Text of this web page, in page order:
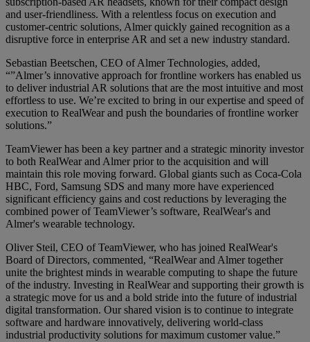
and user-friendliness. With a relentless focus on execution and
customer-centric solutions, Almer quickly gained recognition as a
disruptive force in enterprise AR and set a new industry standard.
Sebastian Beetschen, CEO of Almer Technologies, added,
“”Almer’s innovative approach for frontline workers has enabled us
to deliver industrial AR solutions that are the most intuitive and most
effortless to use. We’re excited to bring in our expertise and speed of
execution to RealWear and push the boundaries of frontline worker
solutions.”
TeamViewer has been a key partner and a strategic minority investor
to both RealWear and Almer prior to the acquisition and will
maintain this role moving forward. Global giants such as Coca-Cola
HBC, Ford, Samsung SDS and many more have experienced
significant efficiency gains and cost reductions by leveraging the
combined power of TeamViewer’s software, RealWear's and
Almer's wearable technology.
Oliver Steil, CEO of TeamViewer, who has joined RealWear's
Board of Directors, commented, “RealWear and Almer together
unite the brightest minds in wearable computing to shape the future
of the industry. Investing in RealWear and supporting their growth is
a strategic move for us and a bold stride into the future of industrial
digital transformation. Our shared vision is to continue to integrate
software and hardware innovatively, delivering world-class
industrial productivity solutions for maximum customer value.”